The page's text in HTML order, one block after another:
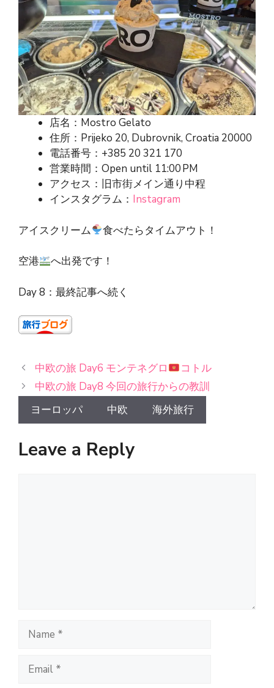
店名：Mostro Gelato
住所：Prijeko 20, Dubrovnik, Croatia 20000
電話番号：+385 20 321 170
営業時間：Open until 11:00 PM
アクセス：旧市街メイン通り中程
インスタグラム： Instagram
アイスクリーム 食べたらタイムアウト！
空港 へ出発です！
Day 8：最終記事へ続く
中欧の旅 Day6 モンテネグロ
コトル
中欧の旅 Day8 今回の旅行からの教訓
ヨーロッパ
中欧 海外旅行
Leave a Reply
Name
Email